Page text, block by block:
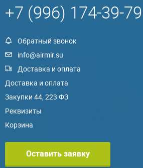
+7 (996) 174-39-79
Обратный звонок
info@airmir.su
Доставка и оплата
Доставка и оплата
Закупки 44, 223 ФЗ
Реквизиты
Корзина
Оставить заявку